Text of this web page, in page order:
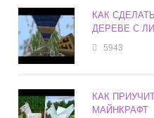
КАК
ДЕРЕВЕ С
5943
КАК
МАЙНКРАФТ